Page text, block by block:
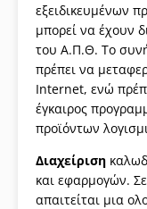
εξειδικευμένων
μπορεί να έχουν
του Α.Π.Θ. Το
πρέπει να
Internet, ενώ
έγκαιρος
προϊόντων
Διαχείριση
και εφαρμογών.
απαιτείται μια